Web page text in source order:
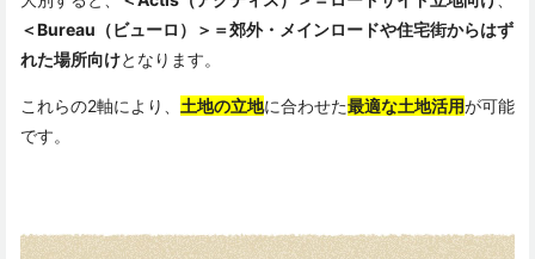
＜Bureau（ビューロ）＞＝郊外・メインロードや住宅街からはず
れた場所向けとなります。
これらの2軸により、 土地の立地に合わせた最適な土地活用が可能
です。